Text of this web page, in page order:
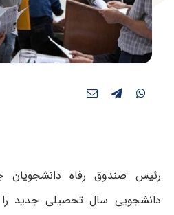
رئیس صندوق رفاه دانشجویان
دانشجویی سال تحصیلی جدید را